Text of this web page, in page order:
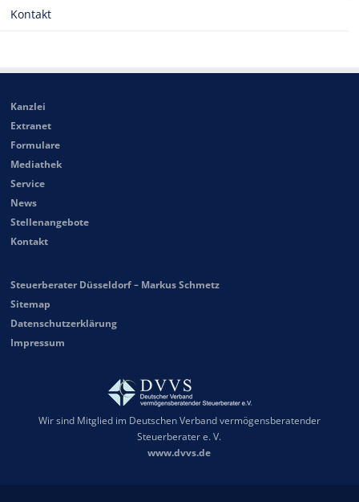
Kontakt
Kanzlei
Extranet
Formulare
Mediathek
Service
News
Stellenangebote
Kontakt
Steuerberater Düsseldorf – Markus Schmetz
Sitemap
Datenschutzerklärung
Impressum
Wir sind Mitglied im Deutschen Verband vermögensberatender
Steuerberater e. V.
www.dvvs.de